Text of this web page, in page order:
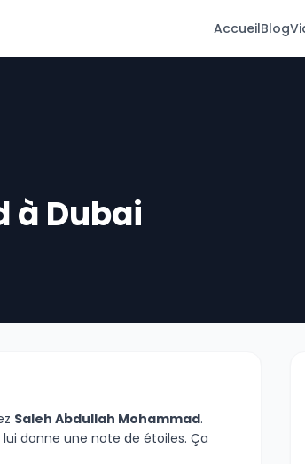
AccueilBlog
à Dubai
Saleh Abdullah Mohammad.
donne une note de étoiles. Ça